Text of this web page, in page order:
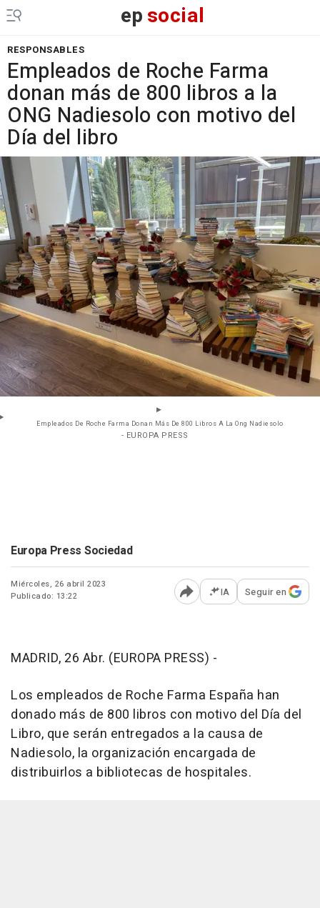
epsocial
RESPONSABLES
Empleados de Roche Farma
donan más de 800 libros a la
ONG Nadiesolo con motivo del
Día del libro
Empleados De Roche Farma Donan Más De 800 Libros A La Ong Nadiesolo
- EUROPA PRESS
Europa Press Sociedad
Miércoles, 26 abril 2023
Publicado: 13:22
Abrir opciones para
IA Seguir en
MADRID, 26 Abr. (EUROPA PRESS) -
Los empleados de Roche Farma España han
donado más de 800 libros con motivo del Día del
Libro, que serán entregados a la causa de
Nadiesolo, la organización encargada de
distribuirlos a bibliotecas de hospitales.